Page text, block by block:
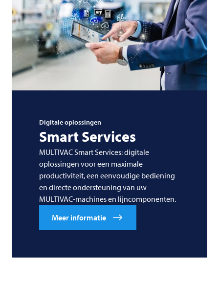
Digitale oplossingen
Smart Services
MULTIVAC Smart Services: digitale
oplossingen voor een maximale
productiviteit, een eenvoudige bediening
en directe ondersteuning van uw
MULTIVAC-machines en lijncomponenten.
Meer informatie